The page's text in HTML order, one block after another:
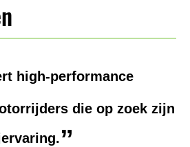
high-performance
die op zoek zijn